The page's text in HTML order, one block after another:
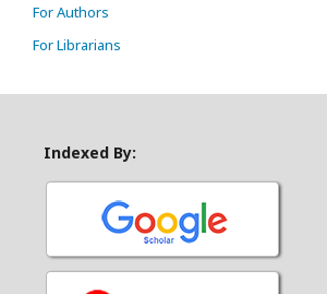
For Authors
For Librarians
Indexed By: